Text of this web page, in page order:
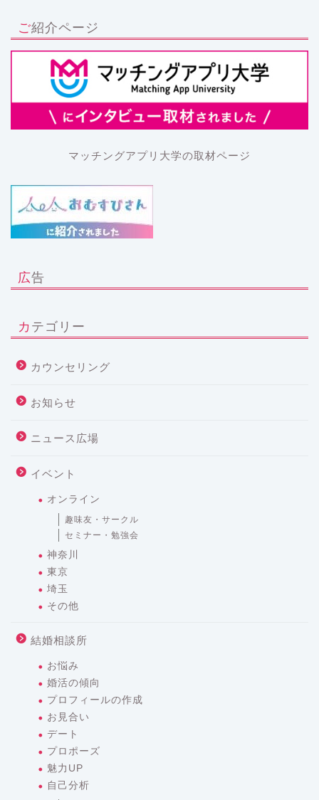
ご紹介ページ
マッチングアプリ大学の取材ページ
広告
カテゴリー
カウンセリング
お知らせ
ニュース広場
イベント
オンライン
趣味友・サークル
セミナー・勉強会
神奈川
東京
埼玉
その他
結婚相談所
お悩み
婚活の傾向
プロフィールの作成
お見合い
デート
プロポーズ
魅力UP
自己分析